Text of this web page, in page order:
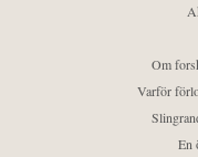
Om
Varför
En